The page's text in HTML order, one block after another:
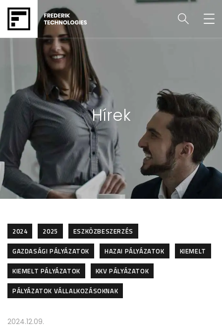
Hírek
2024 2025
ESZKÖZBESZERZÉS
GAZDASÁGI PÁLYÁZATOK
HAZAI PÁLYÁZATOK
KIEMELT
KIEMELT PÁLYÁZATOK
KKV PÁLYÁZATOK
PÁLYÁZATOK VÁLLALKOZÁSOKNAK
2024.12.09.